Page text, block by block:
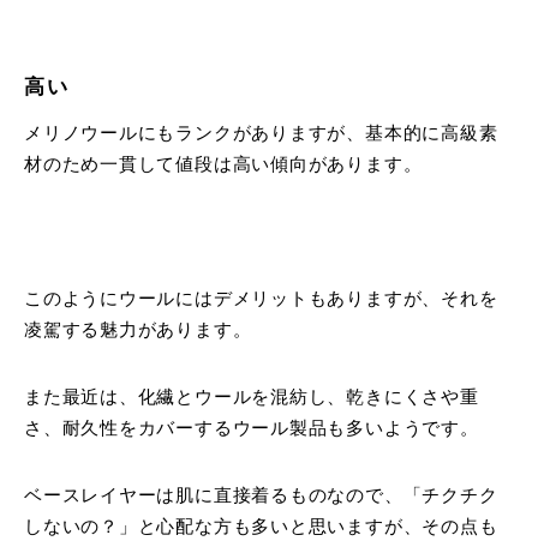
高い
メリノウールにもランクがありますが、基本的に高級素
材のため一貫して値段は高い傾向があります。
このようにウールにはデメリットもありますが、それを
凌駕する魅力があります。
また最近は、化繊とウールを混紡し、乾きにくさや重
さ、耐久性をカバーするウール製品も多いようです。
ベースレイヤーは肌に直接着るものなので、「チクチク
しないの？」と心配な方も多いと思いますが、その点も